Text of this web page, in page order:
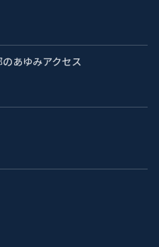
あゆみアクセス